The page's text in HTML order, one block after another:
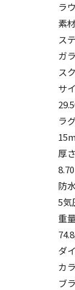
ラ
素材
ス
ガ
ス
サ
ラ
厚さ
防
5気
重
ダ
カ
ブ